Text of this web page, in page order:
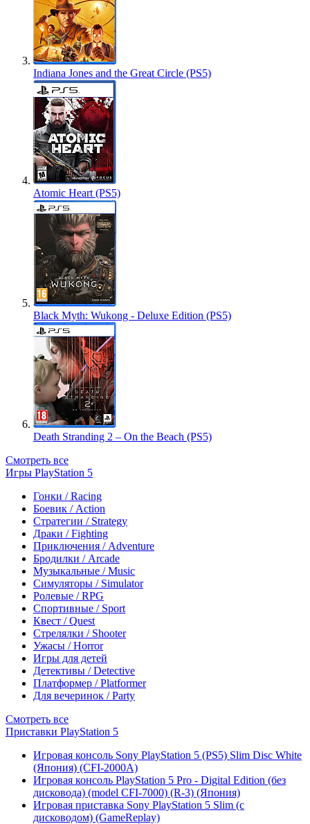
Indiana Jones and the Great Circle (PS5)
Atomic Heart (PS5)
Black Myth: Wukong - Deluxe Edition (PS5)
Death Stranding 2 – On the Beach (PS5)
Смотреть все
Игры PlayStation 5
Гонки / Racing
Боевик / Action
Стратегии / Strategy
Драки / Fighting
Приключения / Adventure
Бродилки / Arcade
Музыкальные / Music
Симуляторы / Simulator
Ролевые / RPG
Спортивные / Sport
Квест / Quest
Стрелялки / Shooter
Ужасы / Horror
Игры для детей
Детективы / Detective
Платформер / Platformer
Для вечеринок / Party
Смотреть все
Приставки PlayStation 5
Игровая консоль Sony PlayStation 5 (PS5) Slim Disc White
(Япония) (CFI-2000A)
Игровая консоль PlayStation 5 Pro - Digital Edition (без
дисковода) (model CFI-7000) (R-3) (Япония)
Игровая приставка Sony PlayStation 5 Slim (с
дисководом) (GameReplay)